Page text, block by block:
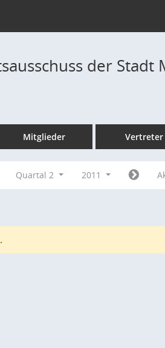
der
Mitglieder Vertreter
Quartal 2 2011